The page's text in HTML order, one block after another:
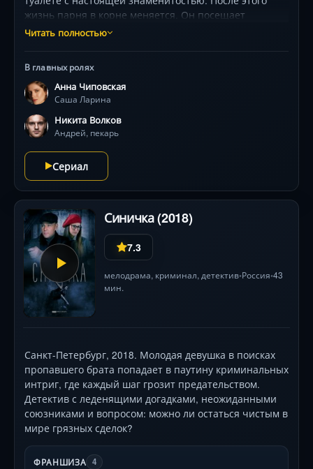
жизнь парня в корне меняется. Он посещает
светские мероприятия и тусовки, вокруг которых
планирует вернуть свою возлюбленную. А у самого
повара за спиной обиженная бывшая девушка.
Читать полностью
В главных ролях
Анна Чиповская
Саша Ларина
Никита Волков
Андрей, пекарь
Сериал
Синичка (2018)
7.3
мелодрама, криминал, детектив•Россия•43
мин.
Санкт-Петербург, 2018. Молодая девушка в поисках
пропавшего брата попадает в паутину криминальных
интриг, где каждый шаг грозит предательством.
Детектив с леденящими догадками, неожиданными
союзниками и вопросом: можно ли остаться чистым в
мире грязных сделок?
ФРАНШИЗА 4